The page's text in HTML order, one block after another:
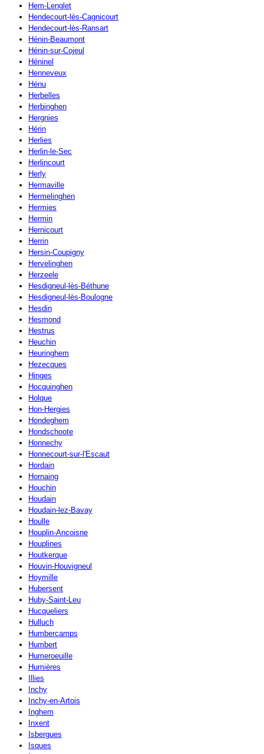
Hem-Lenglet
Hendecourt-lès-Cagnicourt
Hendecourt-lès-Ransart
Hénin-Beaumont
Hénin-sur-Cojeul
Héninel
Henneveux
Hénu
Herbelles
Herbinghen
Hergnies
Hérin
Herlies
Herlin-le-Sec
Herlincourt
Herly
Hermaville
Hermelinghen
Hermies
Hermin
Hernicourt
Herrin
Hersin-Coupigny
Hervelinghen
Herzeele
Hesdigneul-lès-Béthune
Hesdigneul-lès-Boulogne
Hesdin
Hesmond
Hestrus
Heuchin
Heuringhem
Hezecques
Hinges
Hocquinghen
Holque
Hon-Hergies
Hondeghem
Hondschoote
Honnechy
Honnecourt-sur-l'Escaut
Hordain
Hornaing
Houchin
Houdain
Houdain-lez-Bavay
Houlle
Houplin-Ancoisne
Houplines
Houtkerque
Houvin-Houvigneul
Hoymille
Hubersent
Huby-Saint-Leu
Hucqueliers
Hulluch
Humbercamps
Humbert
Humeroeuille
Humières
Illies
Inchy
Inchy-en-Artois
Inghem
Inxent
Isbergues
Isques